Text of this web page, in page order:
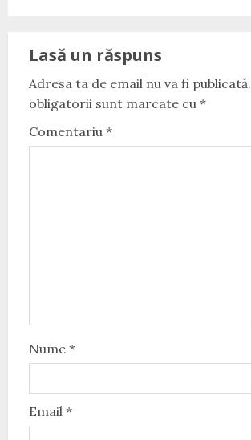
Lasă un răspuns
Adresa ta de email nu va fi publicată.
obligatorii sunt marcate cu *
Comentariu *
Nume *
Email *